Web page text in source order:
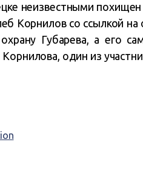
неизвестными
Корнилов со ссылкой на
Губарева, а его
один из